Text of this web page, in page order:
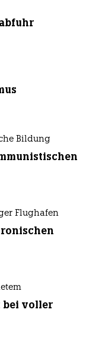
Bildung
Flughafen
bei voller